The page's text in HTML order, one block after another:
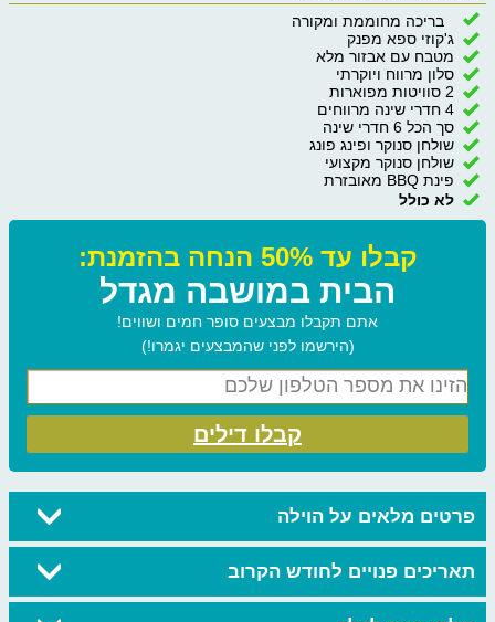
בריכה מחוממת ומקורה
ג'קוזי ספא מפנק
מטבח עם אבזור מלא
סלון מרווח ויוקרתי
2 סוויטות מפוארות
4 חדרי שינה מרווחים
סך הכל 6 חדרי שינה
שולחן סנוקר ופינג פונג
שולחן סנוקר מקצועי
פינת BBQ מאובזרת
לא כולל
קבלו עד 50% הנחה בהזמנת:
הבית במושבה מגדל
אתם תקבלו מבצעים סופר חמים ושווים!
(הירשמו לפני שהמבצעים יגמרו!)
קבלו דילים
פרטים מלאים על הוילה
תאריכים פנויים לחודש הקרוב